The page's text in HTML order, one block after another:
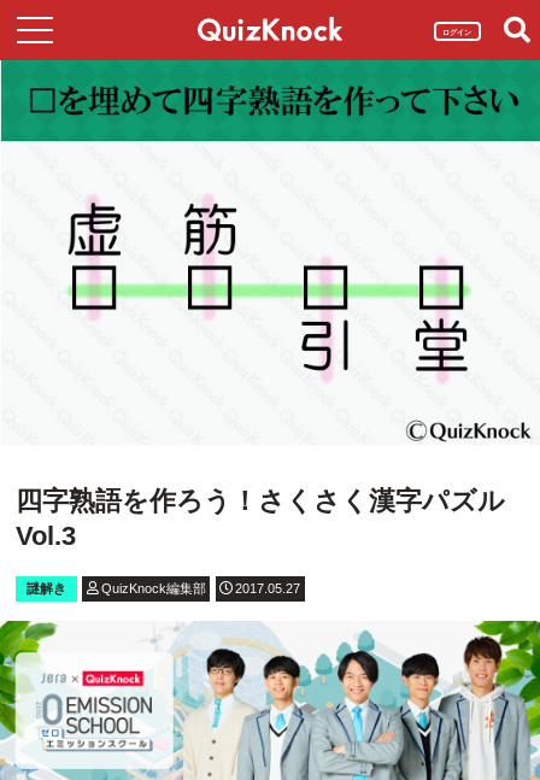
ログイン
四字熟語を作ろう！さくさく漢字パズル
Vol.3
謎解き QuizKnock編集部 2017.05.27